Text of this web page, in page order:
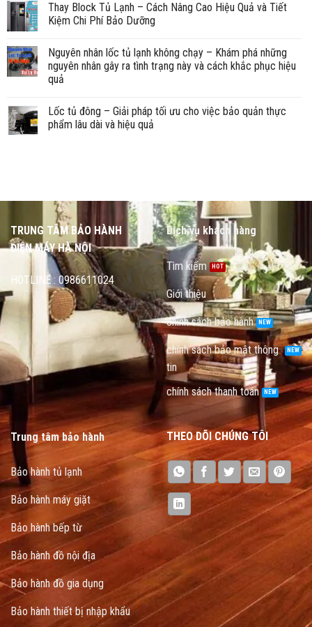
Thay Block Tủ Lạnh – Cách Nâng Cao Hiệu Quả và Tiết
Kiệm Chi Phí Bảo Dưỡng
Nguyên nhân lốc tủ lạnh không chạy – Khám phá những
nguyên nhân gây ra tình trạng này và cách khắc phục hiệu
quả
Lốc tủ đông – Giải pháp tối ưu cho việc bảo quản thực
phẩm lâu dài và hiệu quả
TRUNG TÂM BẢO HÀNH
ĐIỆN MÁY HÀ NỘI
HOTLINE : 0986611024
Dịch vụ khách hàng
Tìm kiếm
Giới thiệu
chính sách bảo hành
chính sách bảo mật thông
tin
chính sách thanh toán
Trung tâm bảo hành
Bảo hành tủ lạnh
Bảo hành máy giặt
Bảo hành bếp từ
Bảo hành đồ nội địa
Bảo hành đồ gia dụng
Bảo hành thiết bị nhập khẩu
THEO DÕI CHÚNG TÔI